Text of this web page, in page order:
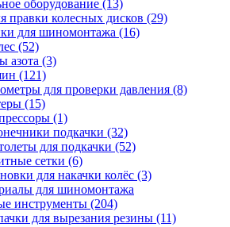
оборудование (13)
правки колесных дисков (29)
для шиномонтажа (16)
(52)
азота (3)
(121)
для проверки давления (8)
(15)
(1)
подкачки (32)
для подкачки (52)
сетки (6)
для накачки колёс (3)
для шиномонтажа
инструменты (204)
для вырезания резины (11)